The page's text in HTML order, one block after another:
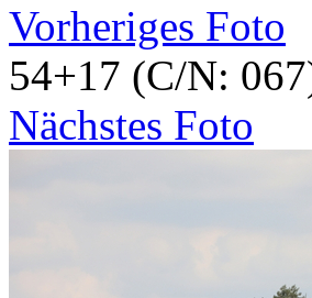
Vorheriges Foto
54+17 (C/N:
Nächstes Foto